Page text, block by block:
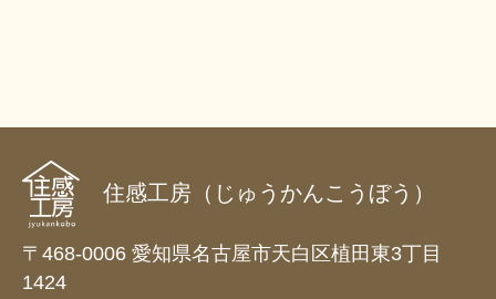
住感工房（じゅうかんこうぼう）
〒468-0006 愛知県名古屋市天白区植田東3丁目
1424